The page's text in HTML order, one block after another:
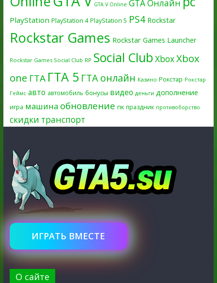
GTA V Online GTA Онлайн
PlayStation PlayStation 4 PlayStation 5 PS4 Rockstar
Rockstar Games Rockstar Games Launcher
Rockstar Games Social Club RP Social Club XboxXbox
one ГТА ГТА 5 ГТА онлайн Казино Рокстар Рокстар
Геймс авто автомобиль бонусы видео деньги дополнение
игра машина обновление пк праздник противоборство
скидки транспорт
ИГРАТЬ ВМЕСТЕ
О сайте